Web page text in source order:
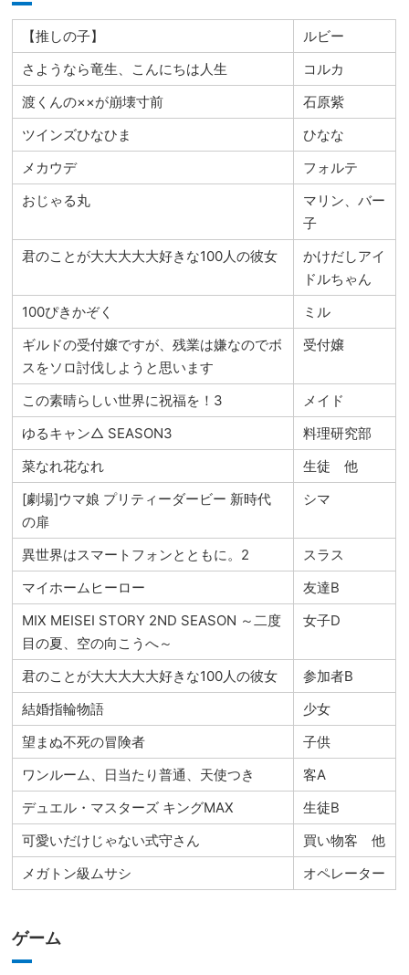
【推しの子】
ルビー
さようなら竜生、こんにちは人生
コルカ
渡くんの××が崩壊寸前
石原紫
ツインズひなひま
ひなな
メカウデ
フォルテ
おじゃる丸
マリン、バー
子
君のことが大大大大大好きな100人の彼女
かけだしアイ
ドルちゃん
100ぴきかぞく
ミル
ギルドの受付嬢ですが、残業は嫌なのでボ
スをソロ討伐しようと思います
受付嬢
この素晴らしい世界に祝福を！3
メイド
ゆるキャン△ SEASON3
料理研究部
菜なれ花なれ
生徒 他
[劇場]ウマ娘 プリティーダービー 新時代
の扉
シマ
異世界はスマートフォンとともに。2
スラス
マイホームヒーロー
友達B
MIX MEISEI STORY 2ND SEASON ～二度
目の夏、空の向こうへ～
女子D
君のことが大大大大大好きな100人の彼女
参加者B
結婚指輪物語
少女
望まぬ不死の冒険者
子供
ワンルーム、日当たり普通、天使つき
客A
デュエル・マスターズ キングMAX
生徒B
可愛いだけじゃない式守さん
買い物客 他
メガトン級ムサシ
オペレーター
ゲーム